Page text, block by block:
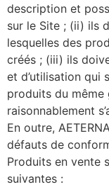
description et
sur le Site ; (ii) ils
lesquelles des
créés ; (iii) ils
et d’utilisation qui
produits du même
raisonnablement
En outre,
défauts de
Produits en vente
suivantes :